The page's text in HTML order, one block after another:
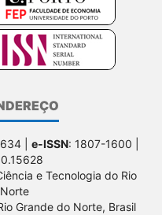
| e-ISSN: 1807-1600 |
e Tecnologia do Rio
Grande do Norte, Brasil